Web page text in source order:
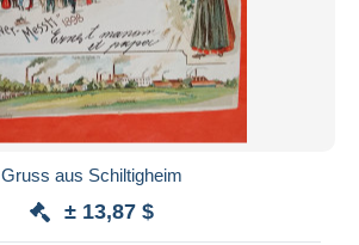
Gruss aus Schiltigheim
± 13,87 $